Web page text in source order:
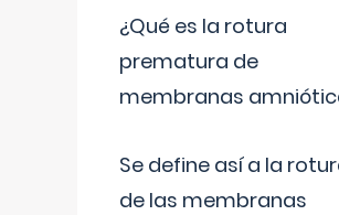
¿Qué es la rotura
prematura de
membranas
Se define así a la
de las membranas